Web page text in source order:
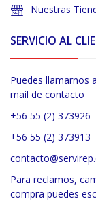
Nuestras
SERVICIO AL
Puedes llamarnos
mail de contacto
+56 55 (2) 373926
+56 55 (2) 373913
Para reclamos,
compra puedes